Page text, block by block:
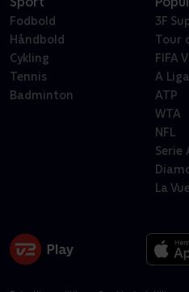
Fodbold
Håndbold
Cykling
Tennis
Badminton
3F
Tour
FIFA
A Liga
ATP
WTA
NFL
Serie
La